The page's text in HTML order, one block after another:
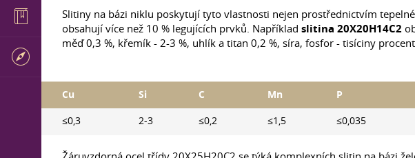
Slitiny na bázi niklu poskytují tyto vlastnosti nejen prostřednictvím
obsahují více než 10 % legujících prvků. Například slitina 20X20H14C2
měď 0,3 %, křemík - 2-3 %, uhlík a titan 0,2 %, síra, fosfor - tisíciny
Cu Si C Mn P
≤0,3 2-3 ≤0,2 ≤1,5 ≤0,035